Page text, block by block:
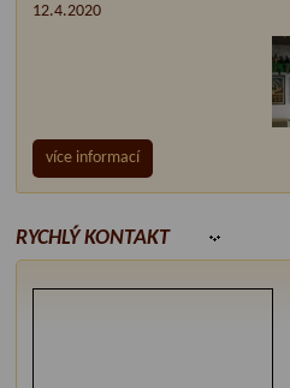
12.4.2020
více informací
RYCHLÝ KONTAKT